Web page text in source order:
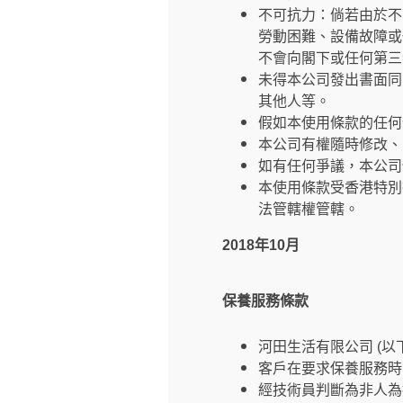
不可抗力：倘若由於
勞動困難、設備故障
不會向閣下或任何第
未得本公司發出書面
其他人等。
假如本使用條款的任
本公司有權隨時修改
如有任何爭議，本公
本使用條款受香港特
法管轄權管轄。
2018年10月
保養服務條款
河田生活有限公司 (以
客戶在要求保養服務
經技術員判斷為非人